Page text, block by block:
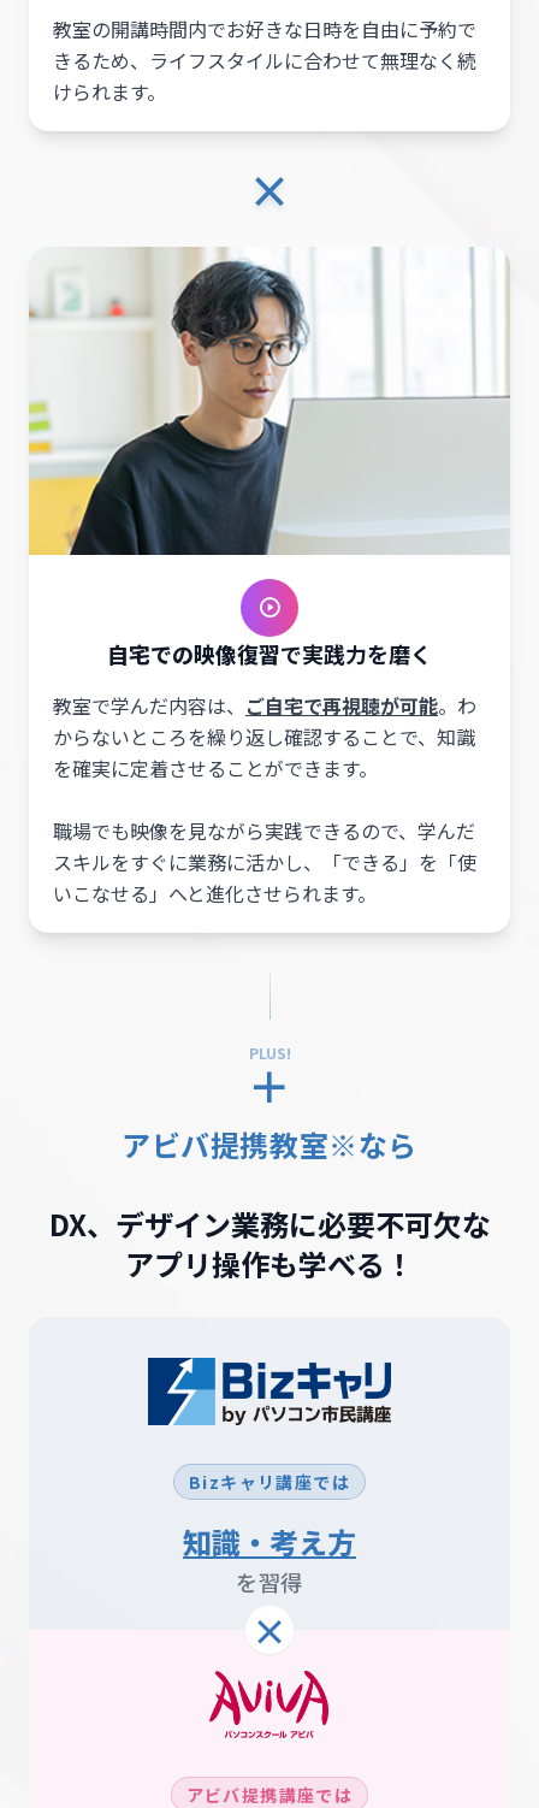
教室の開講時間内でお好きな日時を自由に予約で
きるため、ライフスタイルに合わせて無理なく続
けられます。
×
自宅での映像復習で実践力を磨く
教室で学んだ内容は、 ご自宅で再視聴が可能。わ
からないところを繰り返し確認することで、知識
を確実に定着させることができます。
職場でも映像を見ながら実践できるので、学んだ
スキルをすぐに業務に活かし、「できる」を「使
いこなせる」へと進化させられます。
PLUS!
＋
アビバ提携教室※なら
DX、デザイン業務に必要不可欠な
アプリ操作も学べる！
Bizキャリ講座では
知識・考え方
を習得
アビバ提携講座では
×